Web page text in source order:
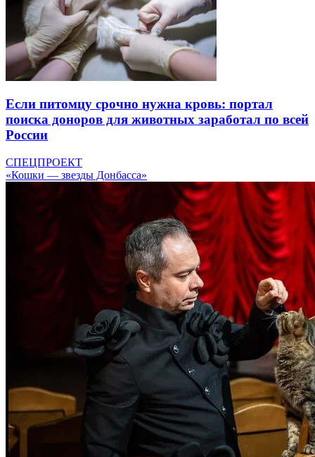
Если питомцу срочно нужна кровь: портал
поиска доноров для животных заработал по всей
России
СПЕЦПРОЕКТ
«Кошки — звезды Донбасса»